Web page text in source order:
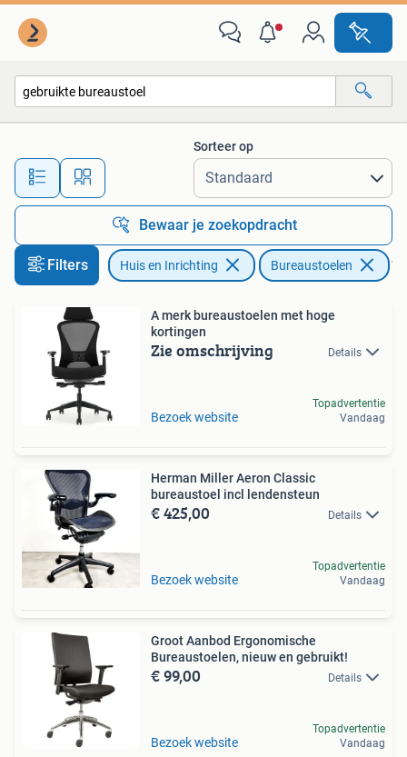
Alle afstanden…
Sorteer op
Bewaar je zoekopdracht
Filters Huis en Inrichting Bureaustoelen
A merk bureaustoelen met hoge
kortingen
Zie omschrijving Details
Bezoek website
Topadvertentie
Vandaag
Herman Miller Aeron Classic
bureaustoel incl lendensteun
€ 425,00 Details
Bezoek website
Topadvertentie
Vandaag
Groot Aanbod Ergonomische
Bureaustoelen, nieuw en gebruikt!
€ 99,00 Details
Bezoek website
Topadvertentie
Vandaag